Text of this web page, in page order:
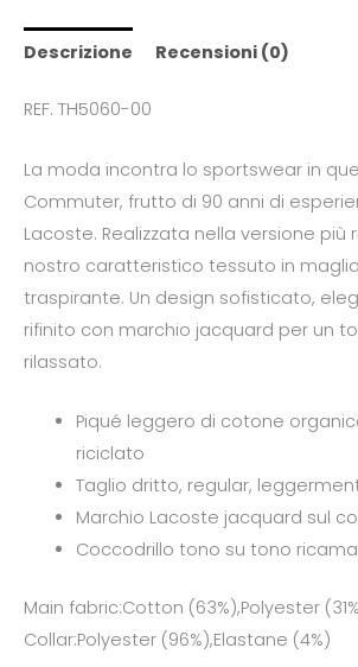
Descrizione Recensioni (0)
REF. TH5060-00
La moda incontra lo sportswear in
Commuter, frutto di 90 anni di
Lacoste. Realizzata nella versione più
nostro caratteristico tessuto in
traspirante. Un design sofisticato,
rifinito con marchio jacquard per un
rilassato.
Piqué leggero di cotone
riciclato
Taglio dritto, regular,
Marchio Lacoste jacquard sul
Coccodrillo tono su tono
Main fabric:Cotton (63%),Polyester
Collar:Polyester (96%),Elastane (4%)